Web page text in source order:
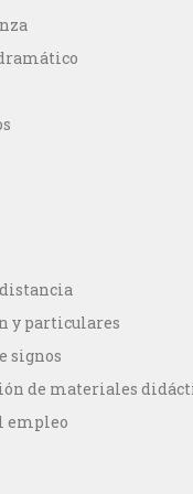
y particulares
signos
de materiales
empleo